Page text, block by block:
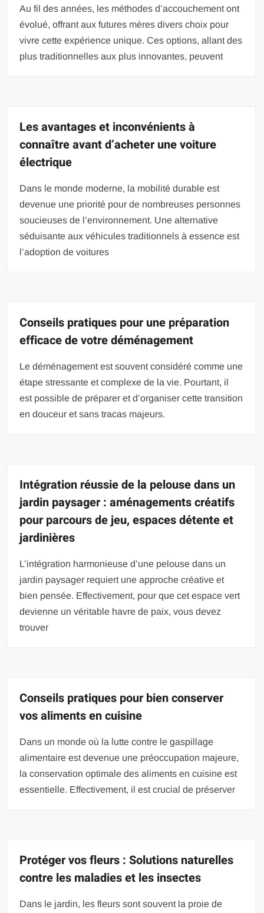
Au fil des années, les méthodes d’accouchement ont
évolué, offrant aux futures mères divers choix pour
vivre cette expérience unique. Ces options, allant des
plus traditionnelles aux plus innovantes, peuvent
Les avantages et inconvénients à
connaître avant d’acheter une voiture
électrique
Dans le monde moderne, la mobilité durable est
devenue une priorité pour de nombreuses personnes
soucieuses de l’environnement. Une alternative
séduisante aux véhicules traditionnels à essence est
l’adoption de voitures
Conseils pratiques pour une préparation
efficace de votre déménagement
Le déménagement est souvent considéré comme une
étape stressante et complexe de la vie. Pourtant, il
est possible de préparer et d’organiser cette transition
en douceur et sans tracas majeurs.
Intégration réussie de la pelouse dans un
jardin paysager : aménagements créatifs
pour parcours de jeu, espaces détente et
jardinières
L’intégration harmonieuse d’une pelouse dans un
jardin paysager requiert une approche créative et
bien pensée. Effectivement, pour que cet espace vert
devienne un véritable havre de paix, vous devez
trouver
Conseils pratiques pour bien conserver
vos aliments en cuisine
Dans un monde où la lutte contre le gaspillage
alimentaire est devenue une préoccupation majeure,
la conservation optimale des aliments en cuisine est
essentielle. Effectivement, il est crucial de préserver
Protéger vos fleurs : Solutions naturelles
contre les maladies et les insectes
Dans le jardin, les fleurs sont souvent la proie de